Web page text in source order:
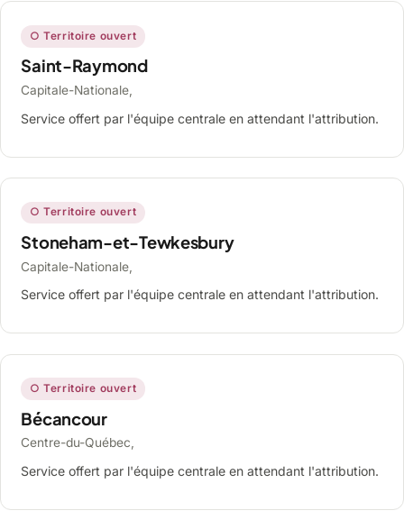
○ Territoire ouvert
Saint-Raymond
Capitale-Nationale,
Service offert par l'équipe centrale en attendant l'attribution.
○ Territoire ouvert
Stoneham-et-Tewkesbury
Capitale-Nationale,
Service offert par l'équipe centrale en attendant l'attribution.
○ Territoire ouvert
Bécancour
Centre-du-Québec,
Service offert par l'équipe centrale en attendant l'attribution.